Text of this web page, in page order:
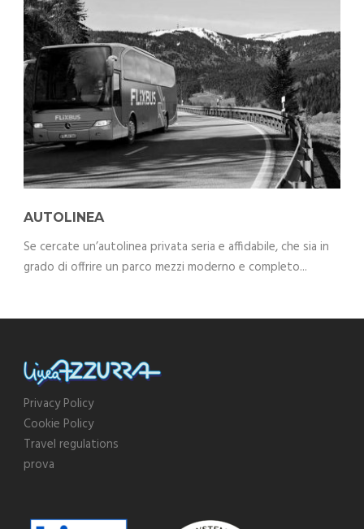
AUTOLINEA
Se cercate un’autolinea privata seria e affidabile, che sia in
grado di offrire un parco mezzi moderno e completo...
Privacy Policy
Cookie Policy
Travel regulations
prova